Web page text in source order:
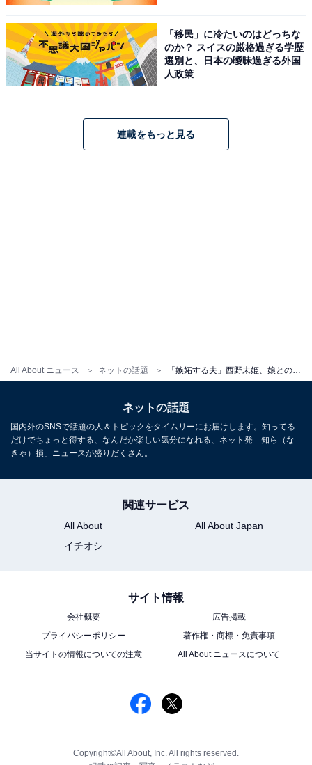
All About ニュース ネットの話題
「移民」に冷たいのはどっちな
のか？ スイスの厳格過ぎる学歴
選別と、日本の曖昧過ぎる外国
人政策
連載をもっと見る
ネットの話題
国内外のSNSで話題の人＆トピックをタイムリーにお届けします。知ってる
だけでちょっと得する、なんだか楽しい気分になれる、ネット発「知ら（な
きゃ）損」ニュースが盛りだくさん。
関連サービス
All About
All About Japan
イチオシ
サイト情報
会社概要
広告掲載
プライバシーポリシー
著作権・商標・免責事項
当サイトの情報についての注意
All About ニュースについて
Copyright©All About, Inc. All rights reserved.